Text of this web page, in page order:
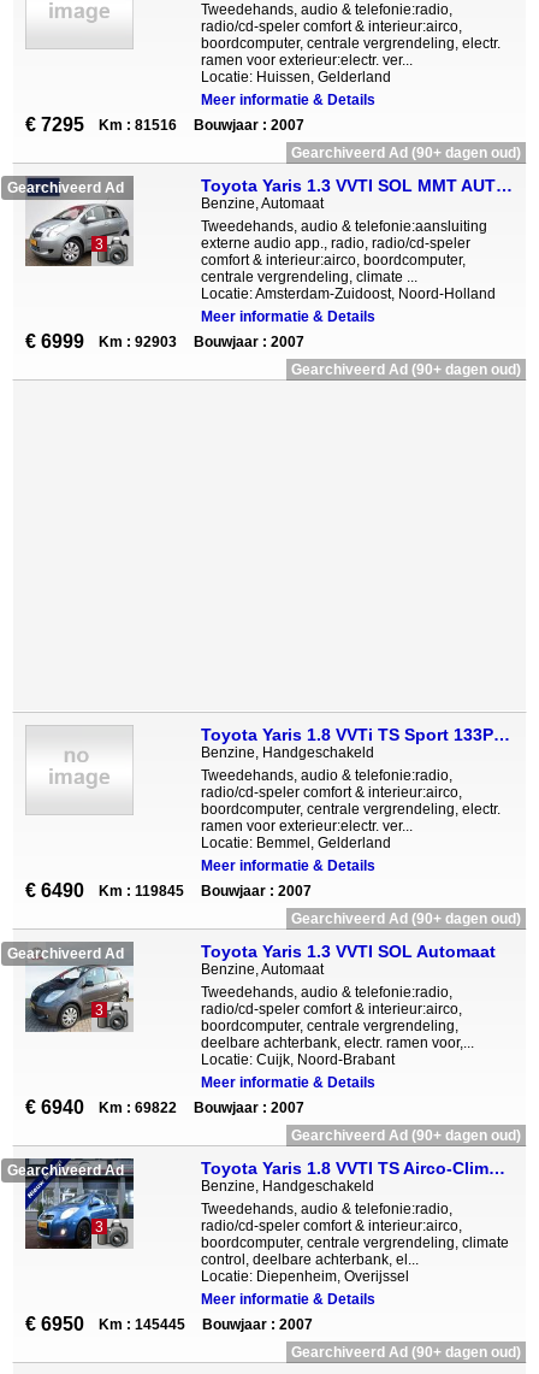
Tweedehands, audio & telefonie:radio,
radio/cd-speler comfort & interieur:airco,
boordcomputer, centrale vergrendeling, electr.
ramen voor exterieur:electr. ver...
Locatie: Huissen, Gelderland
Meer informatie & Details
€ 7295 Km : 81516
Bouwjaar : 2007
Gearchiveerd Ad (90+ dagen oud)
Gearchiveerd Ad
3
Toyota Yaris 1.3 VVTI SOL MMT AUTOMAAT | AIRCO
Benzine, Automaat
Tweedehands, audio & telefonie:aansluiting
externe audio app., radio, radio/cd-speler
comfort & interieur:airco, boordcomputer,
centrale vergrendeling, climate ...
Locatie: Amsterdam-Zuidoost, Noord-Holland
Meer informatie & Details
€ 6999 Km : 92903
Bouwjaar : 2007
Gearchiveerd Ad (90+ dagen oud)
Toyota Yaris 1.8 VVTi TS Sport 133PK 5DRS | Garantie | Airco |
Benzine, Handgeschakeld
Tweedehands, audio & telefonie:radio,
radio/cd-speler comfort & interieur:airco,
boordcomputer, centrale vergrendeling, electr.
ramen voor exterieur:electr. ver...
Locatie: Bemmel, Gelderland
Meer informatie & Details
€ 6490 Km : 119845
Bouwjaar : 2007
Gearchiveerd Ad (90+ dagen oud)
Gearchiveerd Ad
3
Toyota Yaris 1.3 VVTI SOL Automaat
Benzine, Automaat
Tweedehands, audio & telefonie:radio,
radio/cd-speler comfort & interieur:airco,
boordcomputer, centrale vergrendeling,
deelbare achterbank, electr. ramen voor,...
Locatie: Cuijk, Noord-Brabant
Meer informatie & Details
€ 6940 Km : 69822
Bouwjaar : 2007
Gearchiveerd Ad (90+ dagen oud)
Gearchiveerd Ad
3
Toyota Yaris 1.8 VVTI TS Airco-Clima-Cv-18inch Bj 2007 km 145.000 Nap 2e eigenaar
Benzine, Handgeschakeld
Tweedehands, audio & telefonie:radio,
radio/cd-speler comfort & interieur:airco,
boordcomputer, centrale vergrendeling, climate
control, deelbare achterbank, el...
Locatie: Diepenheim, Overijssel
Meer informatie & Details
€ 6950 Km : 145445
Bouwjaar : 2007
Gearchiveerd Ad (90+ dagen oud)